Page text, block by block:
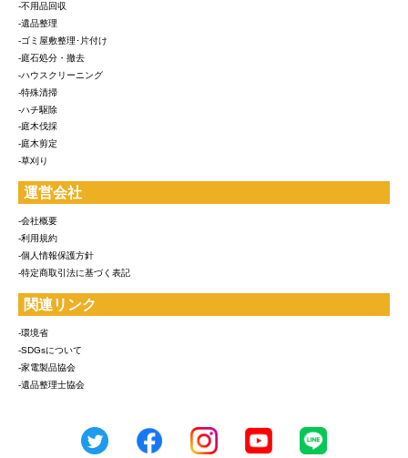
-不用品回収
-遺品整理
-ゴミ屋敷整理･片付け
-庭石処分・撤去
-ハウスクリーニング
-特殊清掃
-ハチ駆除
-庭木伐採
-庭木剪定
-草刈り
運営会社
-会社概要
-利用規約
-個人情報保護方針
-特定商取引法に基づく表記
関連リンク
-環境省
-SDGsについて
-家電製品協会
-遺品整理士協会